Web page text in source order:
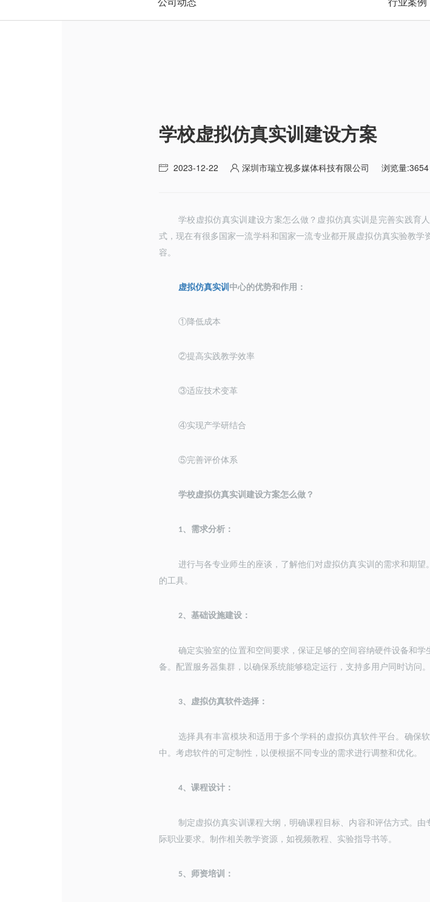
学校虚拟仿真实训建设方案
2023-12-22 深圳市瑞立视多媒体科技有限公司 浏览量:3654
学校虚拟仿真实训建设方案怎么做？ 虚拟仿真实训 是 完善实践育
式 ，现在有很多国家一流学科和国家一流专业都开展虚拟仿真实验教
容。
虚拟仿真实训 中心的优势和作用：
①降低成本
②提高实践教学效率
③适应技术变革
④实现产学研结合
⑤完善评价体系
学校虚拟仿真实训建设方案怎么做？
1、 需求分析：
进行与各专业师生的座谈，了解他们对虚拟仿真实训的需求和期
的工具。
2、 基础设施建设：
确定实验室的位置和空间要求，保证足够的空间容纳硬件设备和
备。配置服务器集群，以确保系统能够稳定运行，支持多用户同时访问。
3、 虚拟仿真软件选择：
选择具有丰富模块和适用于多个学科的虚拟仿真软件平台。确保
中。考虑软件的可定制性，以便根据不同专业的需求进行调整和优化。
4、 课程设计：
制定虚拟仿真实训课程大纲，明确课程目标、内容和评估方式。
际职业要求。制作相关教学资源，如视频教程、实验指导书等。
5、 师资培训：